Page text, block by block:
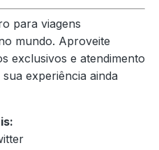
para viagens
mundo. Aproveite
exclusivos e atendimento
experiência ainda